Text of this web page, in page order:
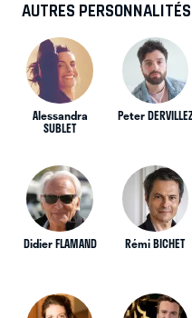
AUTRES
Alessandra
SUBLET
Peter DERVILLEZ
Didier FLAMAND Rémi BICHET